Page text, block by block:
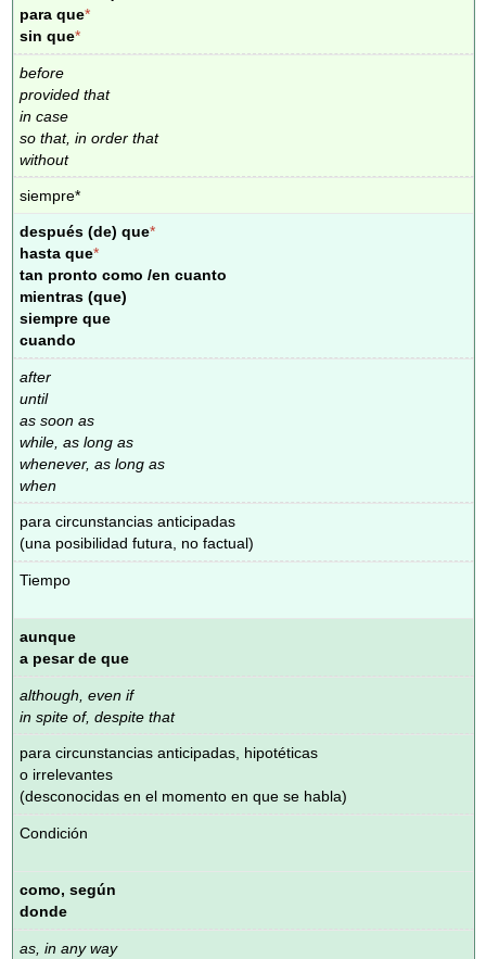
para que*
sin que*
before
provided that
in case
so that, in order that
without
siempre*
después (de) que*
hasta que*
tan pronto como /en cuanto
mientras (que)
siempre que
cuando
after
until
as soon as
while, as long as
whenever, as long as
when
para circunstancias anticipadas
(una posibilidad futura, no factual)
Tiempo
aunque
a pesar de que
although, even if
in spite of, despite that
para circunstancias anticipadas, hipotéticas
o irrelevantes
(desconocidas en el momento en que se habla)
Condición
como, según
donde
as, in any way